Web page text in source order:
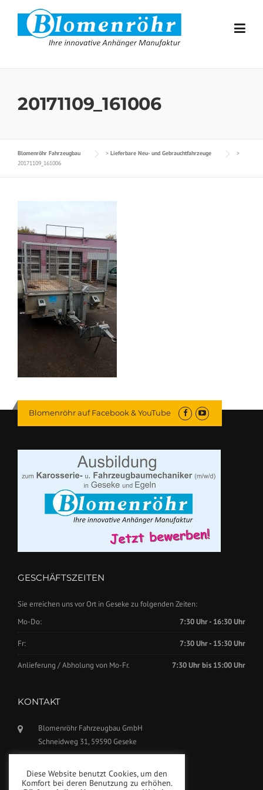
Skip to content
20171109_161006
Blomenröhr Fahrzeugbau > Lieferbare Neu- und Gebrauchtfahrzeuge
>
20171109_161006
Blomenröhr auf Facebook & YouTube
GESCHÄFTSZEITEN
Sie erreichen uns vor Ort in Geseke zu folgenden Zeiten:
Mo-Do:
7:30 Uhr - 16:30 Uhr
Fr: 7:30 Uhr - 15:30 Uhr
Anlieferung / Abholung von Mo-Fr. 7:30 Uhr bis 15:00 Uhr
KONTAKT
Blomenröhr Fahrzeugbau GmbH
Schneidweg 31, 59590 Geseke
Fax: +49(0)2942-5799777
Diese Website benutzt Cookies, um den
Komfort bei deren Benutzung zu erhöhen.